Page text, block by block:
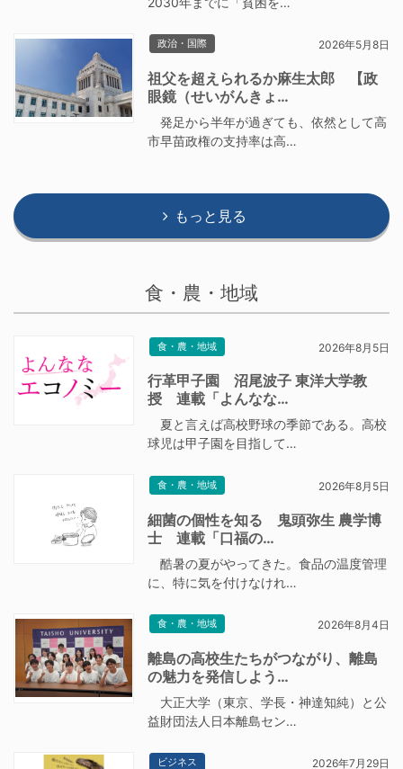
政治・国際 2026年5月8日
祖父を超えられるか麻生太郎 【政
眼鏡（せいがんきょ…
発足から半年が過ぎても、依然として高
市早苗政権の支持率は高…
もっと見る
食・農・地域
食・農・地域 2026年8月5日
行革甲子園 沼尾波子 東洋大学教
授 連載「よんなな…
夏と言えば高校野球の季節である。高校
球児は甲子園を目指して…
食・農・地域 2026年8月5日
細菌の個性を知る 鬼頭弥生 農学博
士 連載「口福の…
酷暑の夏がやってきた。食品の温度管理
に、特に気を付けなけれ…
食・農・地域 2026年8月4日
離島の高校生たちがつながり、離島
の魅力を発信しよう…
大正大学（東京、学長・神達知純）と公
益財団法人日本離島セン…
ビジネス 2026年7月29日